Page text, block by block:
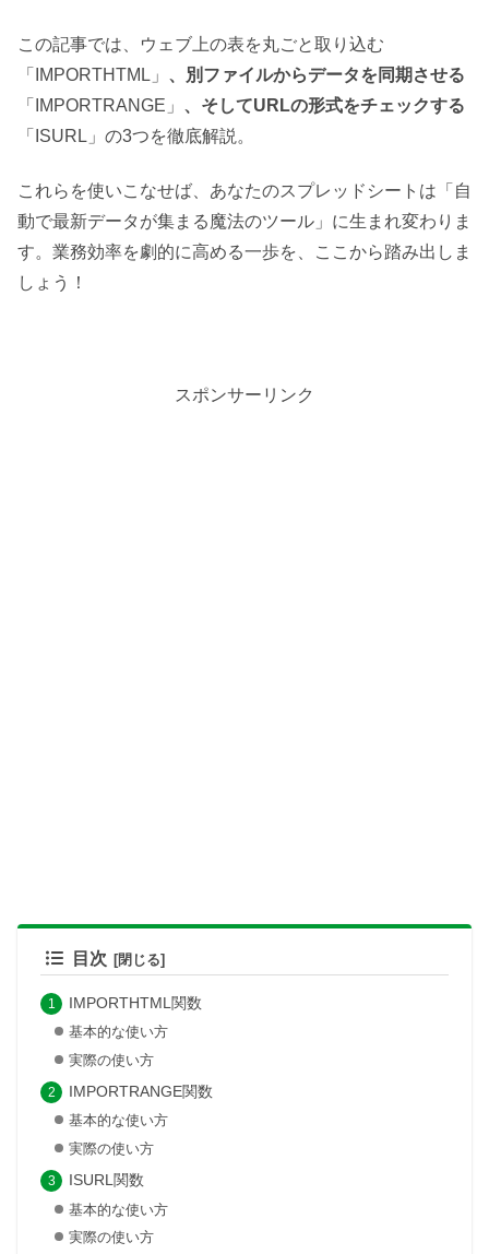
この記事では、ウェブ上の表を丸ごと取り込む
「IMPORTHTML」 、別ファイルからデータを同期させる
「IMPORTRANGE」 、そしてURLの形式をチェックする
「ISURL」の3つを徹底解説。
これらを使いこなせば、あなたのスプレッドシートは「自
動で最新データが集まる魔法のツール」に生まれ変わりま
す。業務効率を劇的に高める一歩を、ここから踏み出しま
しょう！
スポンサーリンク
目次
IMPORTHTML関数
基本的な使い方
実際の使い方
IMPORTRANGE関数
基本的な使い方
実際の使い方
ISURL関数
基本的な使い方
実際の使い方